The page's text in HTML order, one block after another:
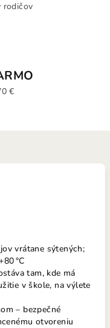
rodičov
€
vrátane sýtených;
°C
tam, kde má
v škole, na výlete
– bezpečné
otvoreniu